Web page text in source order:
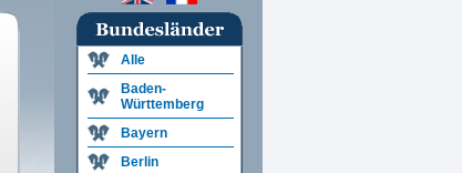
Alle
Baden-
Württemberg
Bayern
Berlin